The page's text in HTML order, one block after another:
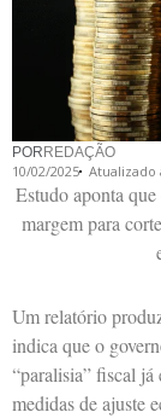
POR REDAÇÃO
10/02/2025 Atualizado
Estudo aponta
margem para
Um relatório
indica que o
“paralisia” fiscal já
medidas de ajuste